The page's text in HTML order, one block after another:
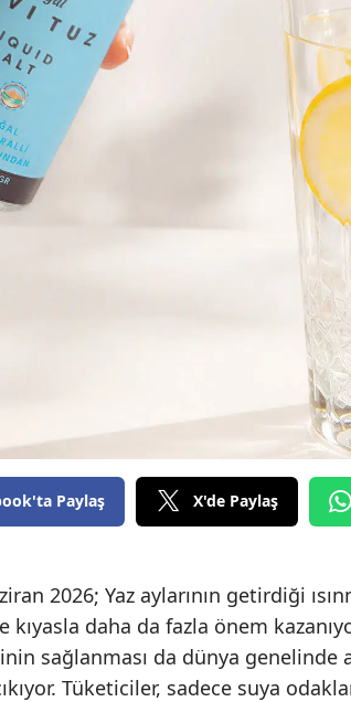
Paylaş X'de Paylaş
2026; Yaz aylarının getirdiği
kıyasla daha da fazla önem
sağlanması da dünya genelinde
Tüketiciler, sadece suya